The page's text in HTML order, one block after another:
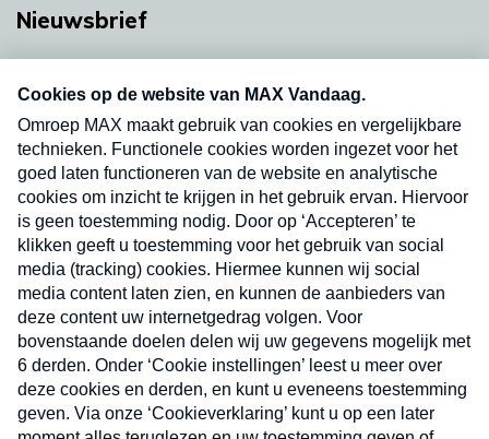
Nieuwsbrief
Neem hier een gratis abonnement op onze
nieuwsbrief. Elke vrijdag- en dinsdagochtend in
uw mailbox.
Verzend
Nieuwsbrief
Neem hier een gratis abonnement op onze